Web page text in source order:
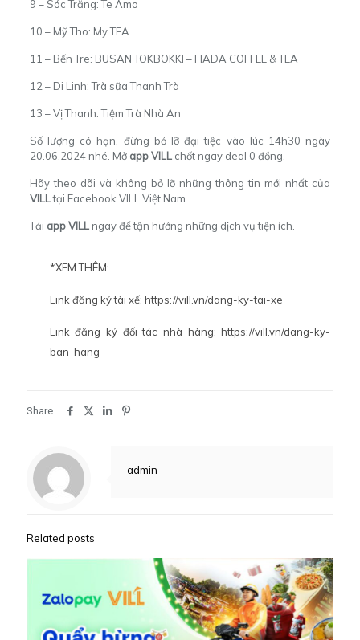
9 – Sóc Trăng:Te Amo
10 – Mỹ Tho: My TEA
11 – Bến Tre: BUSAN TOKBOKKI – HADA COFFEE & TEA
12 – Di Linh:Trà sữa Thanh Trà
13 – Vị Thanh:Tiệm Trà Nhà An
Số lượng có hạn, đừng bỏ lỡ đại tiệc vào lúc 14h30 ngày
20.06.2024 nhé. Mở app VILLchốt ngay deal 0 đồng.
Hãy theo dõi và không bỏ lỡ những thông tin mới nhất của
VILLtại Facebook VILL Việt Nam
Tải app VILLngay để tận hưởng những dịch vụ tiện ích.
*XEM THÊM:
Link đăng ký tài xế: https://vill.vn/dang-ky-tai-xe
Link đăng ký đối tác nhà hàng:https://vill.vn/dang-ky-
ban-hang
Share
admin
Related posts